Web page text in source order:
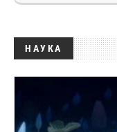
НАУКА